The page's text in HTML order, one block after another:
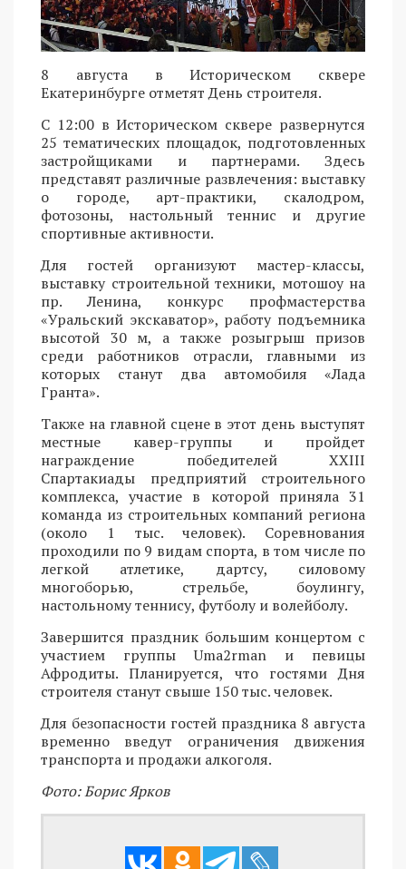
8 августа в Историческом сквере
Екатеринбурге отметят День строителя.
С 12:00 в Историческом сквере развернутся
25 тематических площадок, подготовленных
застройщиками и партнерами. Здесь
представят различные развлечения: выставку
о городе, арт-практики, скалодром,
фотозоны, настольный теннис и другие
спортивные активности.
Для гостей организуют мастер-классы,
выставку строительной техники, мотошоу на
пр. Ленина, конкурс профмастерства
«Уральский экскаватор», работу подъемника
высотой 30 м, а также розыгрыш призов
среди работников отрасли, главными из
которых станут два автомобиля «Лада
Гранта».
Также на главной сцене в этот день выступят
местные кавер-группы и пройдет
награждение победителей XXIII
Спартакиады предприятий строительного
комплекса, участие в которой приняла 31
команда из строительных компаний региона
(около 1 тыс. человек). Соревнования
проходили по 9 видам спорта, в том числе по
легкой атлетике, дартсу, силовому
многоборью, стрельбе, боулингу,
настольному теннису, футболу и волейболу.
Завершится праздник большим концертом с
участием группы Uma2rman и певицы
Афродиты. Планируется, что гостями Дня
строителя станут свыше 150 тыс. человек.
Для безопасности гостей праздника 8 августа
временно введут ограничения движения
транспорта и продажи алкоголя.
Фото: Борис Ярков